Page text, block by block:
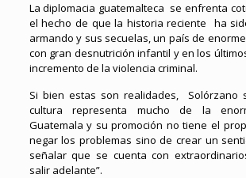
La diplomacia guatemalteca se enfrenta
el hecho de que la historia reciente ha
armando y sus secuelas, un país de
con gran desnutrición infantil y en los
incremento de la violencia criminal.
Si bien estas son realidades, Solórzano
cultura representa mucho de la
Guatemala y su promoción no tiene el
negar los problemas sino de crear un
señalar que se cuenta con
salir adelante”.